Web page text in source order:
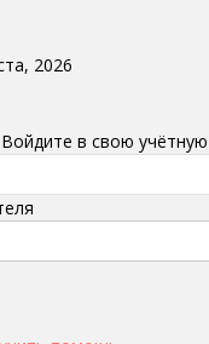
2026
в свою учётную